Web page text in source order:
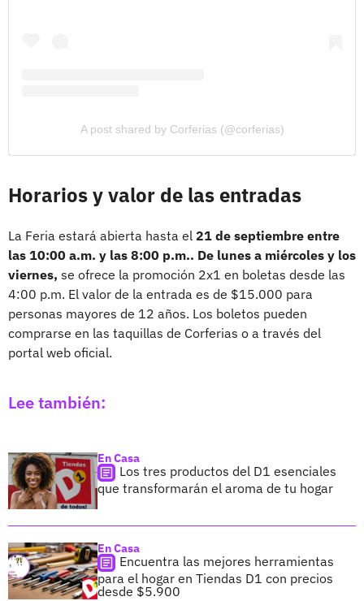
A post shared by Corferias (@corferias)
Horarios y valor de las entradas
La Feria estará abierta hasta el 21 de septiembre entre
las 10:00 a.m. y las 8:00 p.m.. De lunes a miércoles y los
viernes, se ofrece la promoción 2x1 en boletas desde las
4:00 p.m. El valor de la entrada es de $15.000 para
personas mayores de 12 años. Los boletos pueden
comprarse en las taquillas de Corferias o a través del
portal web oficial.
Lee también:
En Casa
Los tres productos del D1 esenciales
que transformarán el aroma de tu hogar
En Casa
Encuentra las mejores herramientas
para el hogar en Tiendas D1 con precios
desde $5.900